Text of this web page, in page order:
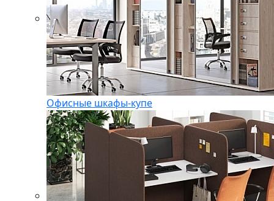
Офисные шкафы-купе